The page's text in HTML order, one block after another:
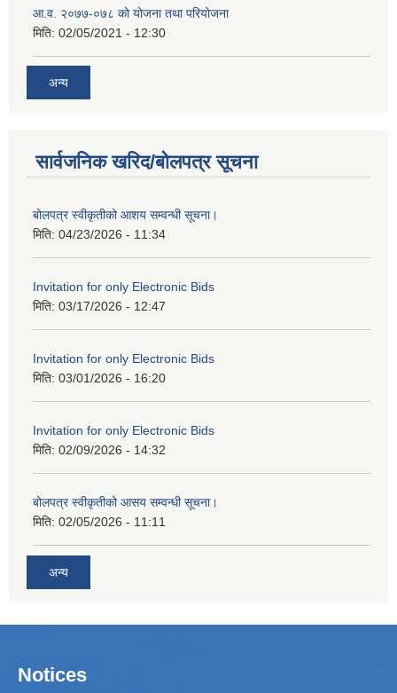
आ.व. २०७७-०७८ को योजना तथा परियोजना
मिति: 02/05/2021 - 12:30
अन्य
सार्वजनिक खरिद/बोलपत्र सूचना
बोलपत्र स्वीकृतीको आशय सम्वन्धी सूचना।
मिति: 04/23/2026 - 11:34
Invitation for only Electronic Bids
मिति: 03/17/2026 - 12:47
Invitation for only Electronic Bids
मिति: 03/01/2026 - 16:20
Invitation for only Electronic Bids
मिति: 02/09/2026 - 14:32
बोलपत्र स्वीकृतीको आसय सम्वन्धी सूचना।
मिति: 02/05/2026 - 11:11
अन्य
Notices